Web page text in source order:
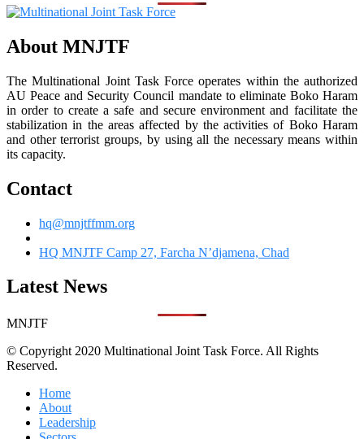
About MNJTF
The Multinational Joint Task Force operates within the authorized
AU Peace and Security Council mandate to eliminate Boko Haram
in order to create a safe and secure environment and facilitate the
stabilization in the areas affected by the activities of Boko Haram
and other terrorist groups, by using all the necessary means within
its capacity.
Contact
hq@mnjtffmm.org
HQ MNJTF Camp 27, Farcha N’djamena, Chad
Latest News
MNJTF
© Copyright 2020 Multinational Joint Task Force. All Rights
Reserved.
Home
About
Leadership